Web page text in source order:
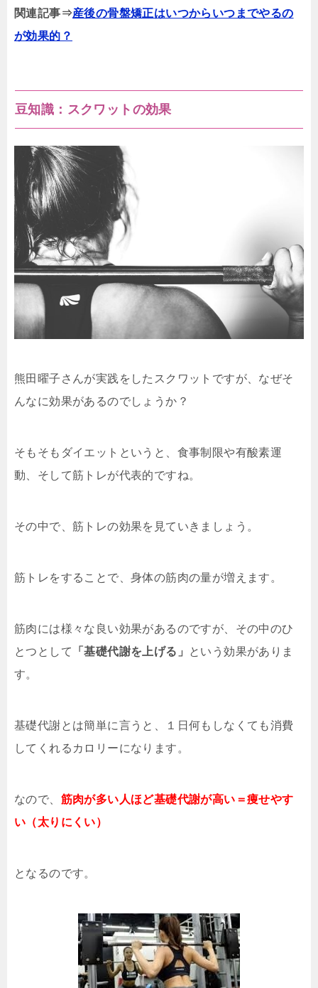
関連記事⇒産後の骨盤矯正はいつからいつまでやるの
が効果的？
豆知識：スクワットの効果
熊田曜子さんが実践をしたスクワットですが、なぜそ
んなに効果があるのでしょうか？
そもそもダイエットというと、食事制限や有酸素運
動、そして筋トレが代表的ですね。
その中で、筋トレの効果を見ていきましょう。
筋トレをすることで、身体の筋肉の量が増えます。
筋肉には様々な良い効果があるのですが、その中のひ
とつとして
「基礎代謝を上げる」
という効果がありま
す。
基礎代謝とは簡単に言うと、１日何もしなくても消費
してくれるカロリーになります。
なので、 筋肉が多い人ほど基礎代謝が高い＝痩せやす
い（太りにくい）
となるのです。